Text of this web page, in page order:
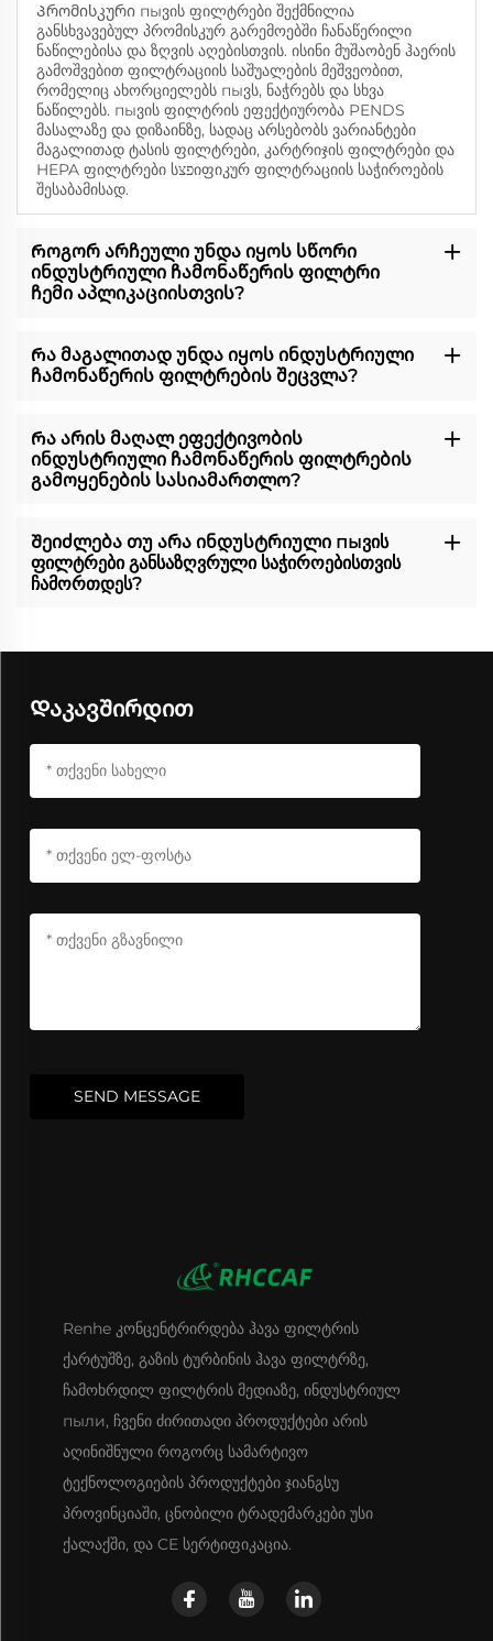
Პრომისკური пыვის ფილტრები შექმნილია
განსხვავებულ პრომისკურ გარემოებში ჩანაწერილი
ნაწილებისა და ზღვის აღებისთვის. ისინი მუშაობენ ჰაერის
გამოშვებით ფილტრაციის საშუალების მეშვეობით,
რომელიც ახორციელებს пыვს, ნაჭრებს და სხვა
ნაწილებს. пыვის ფილტრის ეფექტიურობა PENDS
მასალაზე და დიზაინზე, სადაც არსებობს ვარიანტები
მაგალითად ტასის ფილტრები, კარტრიჯის ფილტრები და
HEPA ფილტრები სפצიფიკურ ფილტრაციის საჭიროების
შესაბამისად.
Როგორ არჩეული უნდა იყოს სწორი
ინდუსტრიული ჩამონაწერის ფილტრი
ჩემი აპლიკაციისთვის?
Რა მაგალითად უნდა იყოს ინდუსტრიული
ჩამონაწერის ფილტრების შეცვლა?
Რა არის მაღალ ეფექტივობის
ინდუსტრიული ჩამონაწერის ფილტრების
გამოყენების სასიამართლო?
Შეიძლება თუ არა ინდუსტრიული пыვის
ფილტრები განსაზღვრული საჭიროებისთვის
ჩამორთდეს?
Დაკავშირდით
SEND MESSAGE
Renhe კონცენტრირდება ჰავა ფილტრის
ქარტუშზე, გაზის ტურბინის ჰავა ფილტრზე,
ჩამოხრდილ ფილტრის მედიაზე, ინდუსტრიულ
пыли, ჩვენი ძირითადი პროდუქტები არის
აღინიშნული როგორც სამარტივო
ტექნოლოგიების პროდუქტები ჯიანგსუ
პროვინციაში, ცნობილი ტრადემარკები უსი
ქალაქში, და CE სერტიფიკაცია.